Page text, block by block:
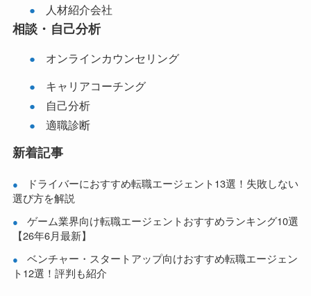
人材紹介会社
相談・自己分析
オンラインカウンセリング
キャリアコーチング
自己分析
適職診断
新着記事
ドライバーにおすすめ転職エージェント13選！失敗しない
選び方を解説
ゲーム業界向け転職エージェントおすすめランキング10選
【26年6月最新】
ベンチャー・スタートアップ向けおすすめ転職エージェン
ト12選！評判も紹介